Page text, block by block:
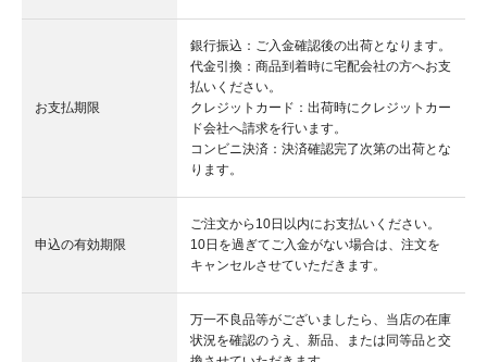
お支払期限
銀行振込：ご入金確認後の出荷となります。
代金引換：商品到着時に宅配会社の方へお支
払いください。
クレジットカード：出荷時にクレジットカー
ド会社へ請求を行います。
コンビニ決済：決済確認完了次第の出荷とな
ります。
申込の有効期限
ご注文から10日以内にお支払いください。
10日を過ぎてご入金がない場合は、注文を
キャンセルさせていただきます。
万一不良品等がございましたら、当店の在庫
状況を確認のうえ、新品、または同等品と交